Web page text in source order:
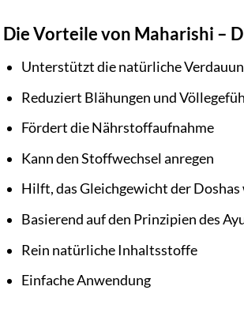
Die Vorteile von Maharishi –
Unterstützt die natürliche
Reduziert Blähungen und
Fördert die Nährstoffaufnahme
Kann den Stoffwechsel anregen
Hilft, das Gleichgewicht der
Basierend auf den Prinzipien des
Rein natürliche Inhaltsstoffe
Einfache Anwendung